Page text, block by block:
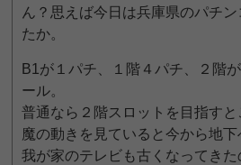
ん？思えば今日は兵庫県のパチ
たか。
B1が１パチ、１階４パチ、２階
ール。
普通なら２階スロットを目指す
魔の動きを見ていると今から地下
我が家のテレビも古くなってきた